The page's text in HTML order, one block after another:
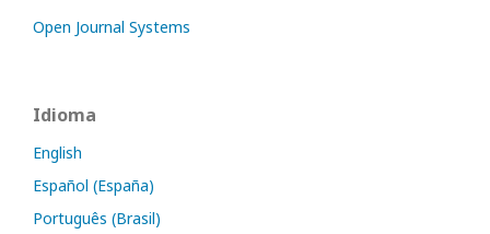
Open Journal Systems
Idioma
English
Español (España)
Português (Brasil)